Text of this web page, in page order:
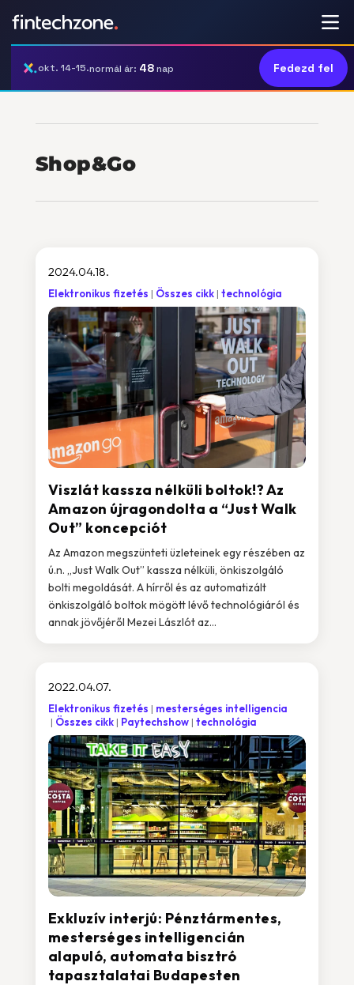
okt. 14-15.normál ár: 48nap Fedezd fel
Shop&Go
Viszlát kassza nélküli boltok!? Az
Amazon újragondolta a “Just Walk
Out” koncepciót
2024.04.18.
Elektronikus fizetés Összes cikk technológia
Az Amazon megszünteti üzleteinek egy részében az
ú.n. „Just Walk Out” kassza nélküli, önkiszolgáló
bolti megoldását. A hírről és az automatizált
önkiszolgáló boltok mögött lévő technológiáról és
annak jövőjéről Mezei Lászlót az...
Exkluzív interjú: Pénztármentes,
mesterséges intelligencián
alapuló, automata bisztró
tapasztalatai Budapesten
2022.04.07.
Elektronikus fizetés
mesterséges intelligencia
Összes cikk
Paytechshow technológia